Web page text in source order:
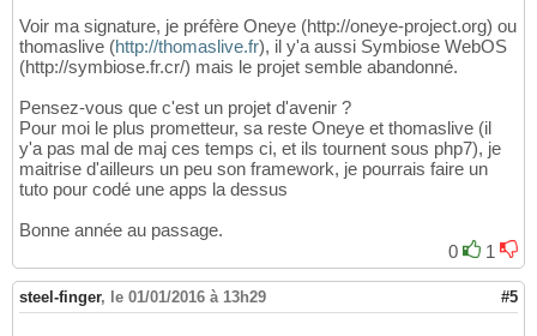
Voir ma signature, je préfère Oneye (http://oneye-project.org) ou
thomaslive (http://thomaslive.fr), il y'a aussi Symbiose WebOS
(http://symbiose.fr.cr/) mais le projet semble abandonné.
Pensez-vous que c'est un projet d'avenir ?
Pour moi le plus prometteur, sa reste Oneye et thomaslive (il
y'a pas mal de maj ces temps ci, et ils tournent sous php7), je
maitrise d'ailleurs un peu son framework, je pourrais faire un
tuto pour codé une apps la dessus
Bonne année au passage.
0
1
steel-finger, le 01/01/2016 à 13h29 #5